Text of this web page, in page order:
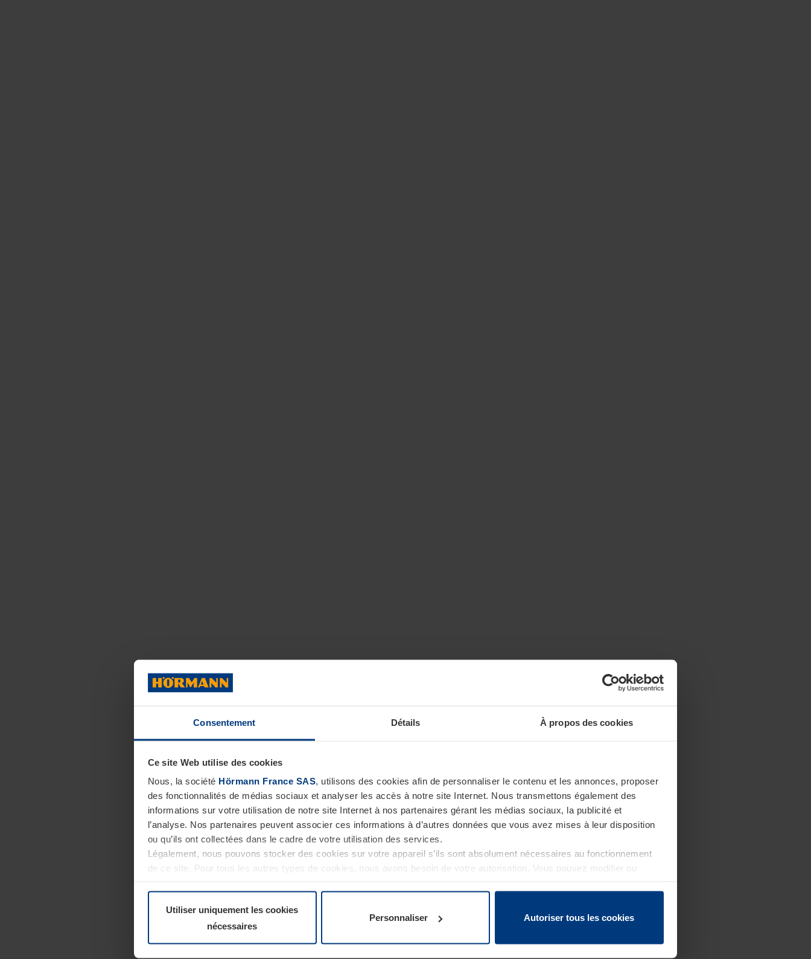
Consentement Détails À propos des cookies
Ce site Web utilise des cookies
Nous, la société Hörmann France SAS, utilisons des cookies afin de personnaliser le contenu et les annonces, proposer
des fonctionnalités de médias sociaux et analyser les accès à notre site Internet. Nous transmettons également des
informations sur votre utilisation de notre site Internet à nos partenaires gérant les médias sociaux, la publicité et
l’analyse. Nos partenaires peuvent associer ces informations à d’autres données que vous avez mises à leur disposition
ou qu’ils ont collectées dans le cadre de votre utilisation des services.
Légalement, nous pouvons stocker des cookies sur votre appareil s’ils sont absolument nécessaires au fonctionnement
de ce site. Pour tous les autres types de cookies, nous avons besoin de votre autorisation. Vous pouvez modifier ou
Utiliser uniquement les cookies
nécessaires
Personnaliser Autoriser tous les cookies